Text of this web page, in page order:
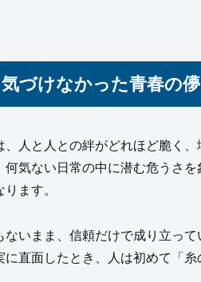
づけなかった青春の
、人と人との絆がどれほど脆く
気ない日常の中に潜む危うさ
ます。
いまま、信頼だけで成り立っ
直面したとき、人は初めて「糸